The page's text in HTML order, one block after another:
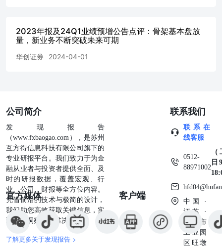
力构成业务基本盘................................................184.1.2.
连技术壁垒
装核心能力，支撑堆叠封装与异质集成
序.........................................................22 5.盈利预测与投资
议
测
2023年报及24Q1业绩预增公告点评：骨架基本盘放
量，新业务不断突破未来可期
华创证券 2024-04-01
公司简介
发现报告
（www.fxbaogao.com），是苏州
互方得信息科技有限公司旗下的
专业研报平台。我们致力于为金
融从业者与投资者提供全面、及
时的研报数据，覆盖宏观、行
业、公司、财报等全方位内容。
凭借前沿的技术与极简的设计，
我们助您高效获取关键信息，实
现深度洞察与精准决策。
了解更多关于发现报告 >
官方媒体 客户端
联系我们
联系在
线客服
0512-
88971002
日
中国 ·
江苏 ·
苏州市
工业园
区旺墩